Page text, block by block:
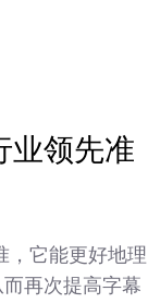
业领先准
，它能更好地理
再次提高字幕